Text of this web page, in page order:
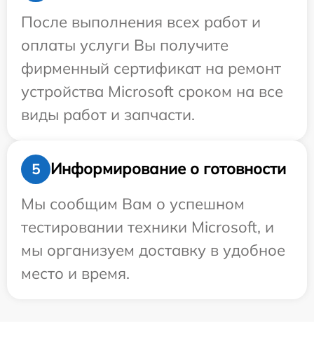
После выполнения всех работ и
оплаты услуги Вы получите
фирменный сертификат на ремонт
устройства Microsoft сроком на все
виды работ и запчасти.
5
Информирование о готовности
Мы сообщим Вам о успешном
тестировании техники Microsoft, и
мы организуем доставку в удобное
место и время.